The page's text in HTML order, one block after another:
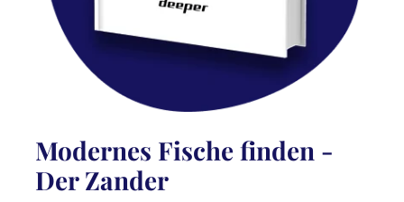
Modernes Fische finden -
Der Zander